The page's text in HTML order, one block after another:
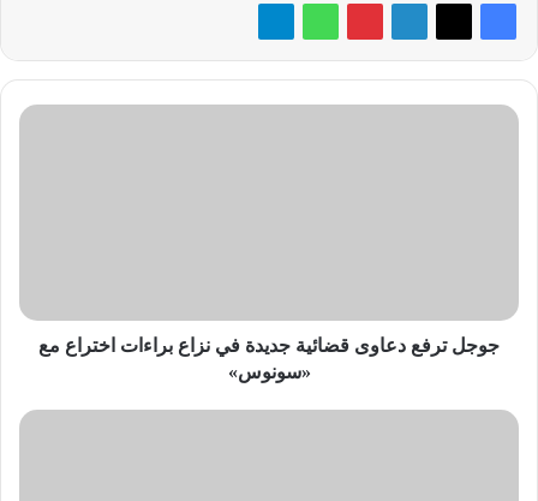
جوجل
اختراع
جوجل ترفع دعاوى قضائية جديدة في نزاع براءات اختراع مع
«سونوس»
باناسونيك